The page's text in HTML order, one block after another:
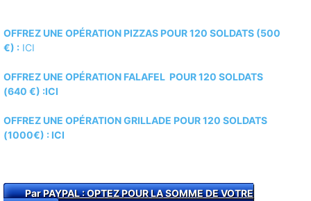
OFFREZ UNE OPÉRATION PIZZAS POUR 120 SOLDATS (500
€) : ICI
OFFREZ UNE OPÉRATION FALAFEL POUR 120 SOLDATS
(640 €) :ICI
OFFREZ UNE OPÉRATION GRILLADE POUR 120 SOLDATS
(1000€) : ICI
Par PAYPAL : OPTEZ POUR LA SOMME DE VOTRE